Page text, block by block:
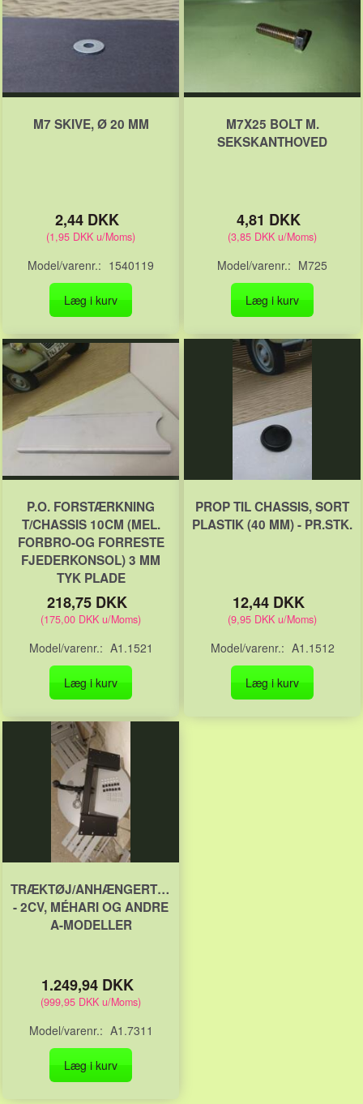
M7 SKIVE, Ø 20 MM
2,44 DKK
(1,95 DKK u/Moms)
Model/varenr.: 1540119
Læg i kurv
M7X25 BOLT M.
SEKSKANTHOVED
4,81 DKK
(3,85 DKK u/Moms)
Model/varenr.: M725
Læg i kurv
P.O. FORSTÆRKNING
T/CHASSIS 10CM (MEL.
FORBRO-OG FORRESTE
FJEDERKONSOL) 3 MM
TYK PLADE
218,75 DKK
(175,00 DKK u/Moms)
Model/varenr.: A1.1521
Læg i kurv
PROP TIL CHASSIS, SORT
PLASTIK (40 MM) - PR.STK.
12,44 DKK
(9,95 DKK u/Moms)
Model/varenr.: A1.1512
Læg i kurv
TRÆKTØJ/ANHÆNGERTRÆK
- 2CV, MÉHARI OG ANDRE
A-MODELLER
1.249,94 DKK
(999,95 DKK u/Moms)
Model/varenr.: A1.7311
Læg i kurv